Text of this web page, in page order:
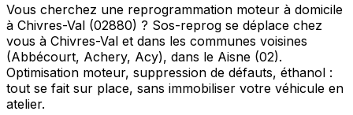
Vous cherchez une reprogrammation moteur à domicile
à Chivres-Val (02880) ? Sos-reprog se déplace chez
vous à Chivres-Val et dans les communes voisines
(Abbécourt, Achery, Acy), dans le Aisne (02).
Optimisation moteur, suppression de défauts, éthanol :
tout se fait sur place, sans immobiliser votre véhicule en
atelier.